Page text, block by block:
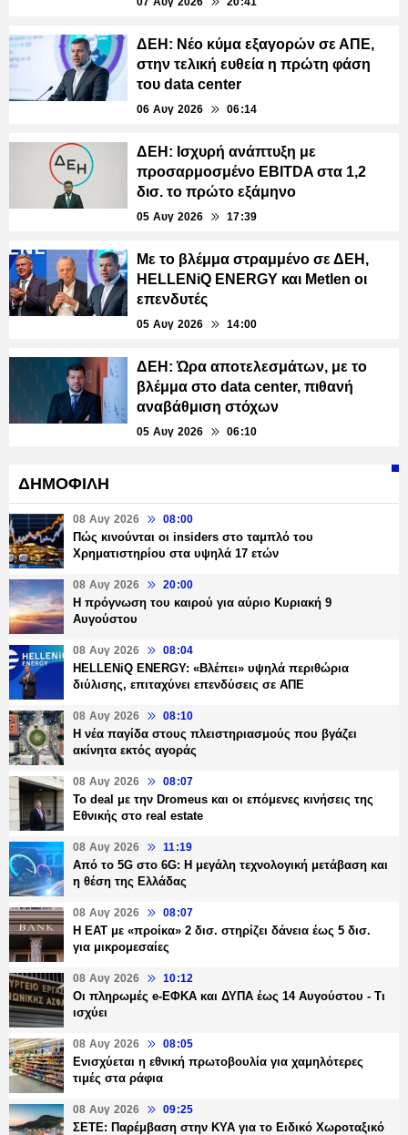
ΔΕΗ: Νέο κύμα εξαγορών σε ΑΠΕ,
στην τελική ευθεία η πρώτη φάση
του data center
06 Αυγ 2026 06:14
ΔΕΗ: Ισχυρή ανάπτυξη με
προσαρμοσμένο EBITDA στα 1,2
δισ. το πρώτο εξάμηνο
05 Αυγ 2026 17:39
Με το βλέμμα στραμμένο σε ΔΕΗ,
HELLENiQ ENERGY και Metlen οι
επενδυτές
05 Αυγ 2026 14:00
ΔΕΗ: Ώρα αποτελεσμάτων, με το
βλέμμα στο data center, πιθανή
αναβάθμιση στόχων
05 Αυγ 2026 06:10
ΔΗΜΟΦΙΛΗ
08 Αυγ 2026 08:00
Πώς κινούνται οι insiders στο ταμπλό του
Χρηματιστηρίου στα υψηλά 17 ετών
08 Αυγ 2026 20:00
Η πρόγνωση του καιρού για αύριο Κυριακή 9
Αυγούστου
08 Αυγ 2026 08:04
HELLENiQ ENERGY: «Βλέπει» υψηλά περιθώρια
διύλισης, επιταχύνει επενδύσεις σε ΑΠΕ
08 Αυγ 2026 08:10
Η νέα παγίδα στους πλειστηριασμούς που βγάζει
ακίνητα εκτός αγοράς
08 Αυγ 2026 08:07
Το deal με την Dromeus και οι επόμενες κινήσεις της
Εθνικής στο real estate
08 Αυγ 2026 11:19
Από το 5G στο 6G: Η μεγάλη τεχνολογική μετάβαση και
η θέση της Ελλάδας
08 Αυγ 2026 08:07
Η ΕΑΤ με «προίκα» 2 δισ. στηρίζει δάνεια έως 5 δισ.
για μικρομεσαίες
08 Αυγ 2026 10:12
Οι πληρωμές e-ΕΦΚΑ και ΔΥΠΑ έως 14 Αυγούστου - Τι
ισχύει
08 Αυγ 2026 08:05
Ενισχύεται η εθνική πρωτοβουλία για χαμηλότερες
τιμές στα ράφια
08 Αυγ 2026 09:25
ΣΕΤΕ: Παρέμβαση στην ΚΥΑ για το Ειδικό Χωροταξικό